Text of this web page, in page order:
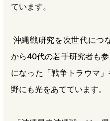
ています。
沖縄戦研究を次世代につ
から40代の若手研究者も
になった「戦争トラウマ
野にも光をあてています。